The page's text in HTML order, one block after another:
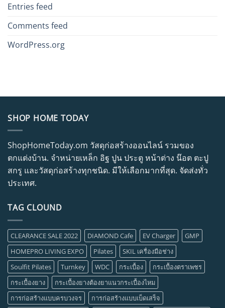
Entries feed
Comments feed
WordPress.org
SHOP HOME TODAY
ShopHomeToday.om วัสดุก่อสร้างออนไลน์ รวมของ
ตกแต่งบ้าน. จำหน่ายเหล็ก อิฐ ปูน ประตู หน้าต่าง น๊อต ตะปู
สกรู และวัสดุก่อสร้างทุกชนิด. มีให้เลือกมากที่สุด. จัดส่งทั่ว
ประเทศ.
TAG CLOUND
CLEARANCE SALE 2022 DIAMOND Cafe EV Charger
GMP
HOMEPRO LIVING EXPO
Pilates
SKIL เครื่องมือช่าง
Soulfit Pilates
Turnkey WDC กระเบื้อง
กระเบื้องตราเพชร
กระเบื้องยาง
กระเบื้องยางต้องยาแนวกระเบื้องไหม
การก่อสร้างแบบครบวงจร
การก่อสร้างแบบเบ็ดเสร็จ